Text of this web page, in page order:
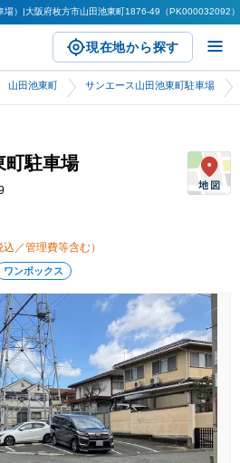
場）|大阪府枚方市山田池東町1876-49（PK000032092
現在地から探す
山田池東町 サンエース山田池東町駐車場
町駐車場
込／管理費等含む）
ワンボックス